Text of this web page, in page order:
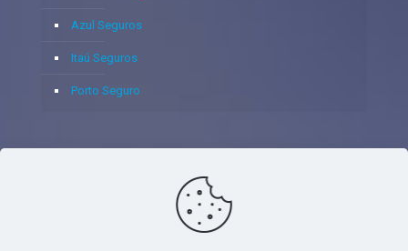
Azul Seguros
Itaú Seguros
Porto Seguro
© 2020 - Yoshie & Maia Corretora de Seguros Ltda - CNPJ:
05.459.716/0001-75 - SUSEP: 100637106 AV DOS